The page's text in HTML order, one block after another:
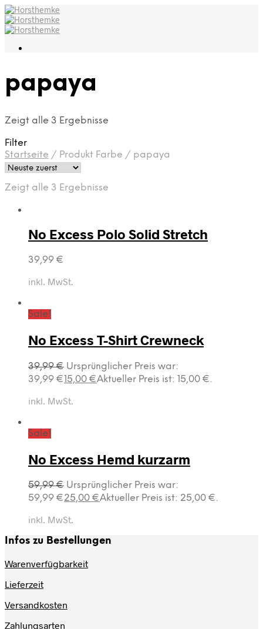
papaya
Zeigt alle 3 Ergebnisse
Filter
Startseite / Produkt Farbe / papaya
Zeigt alle 3 Ergebnisse
No Excess Polo Solid Stretch
39,99 €
inkl. MwSt.
Sale!
No Excess T-Shirt Crewneck
39,99€ Ursprünglicher Preis war:
39,99 €15,00 €Aktueller Preis ist: 15,00 €.
inkl. MwSt.
Sale!
No Excess Hemd kurzarm
59,99€ Ursprünglicher Preis war:
59,99 €25,00 €Aktueller Preis ist: 25,00 €.
inkl. MwSt.
Infos zu Bestellungen
Warenverfügbarkeit
Lieferzeit
Versandkosten
Zahlungsarten